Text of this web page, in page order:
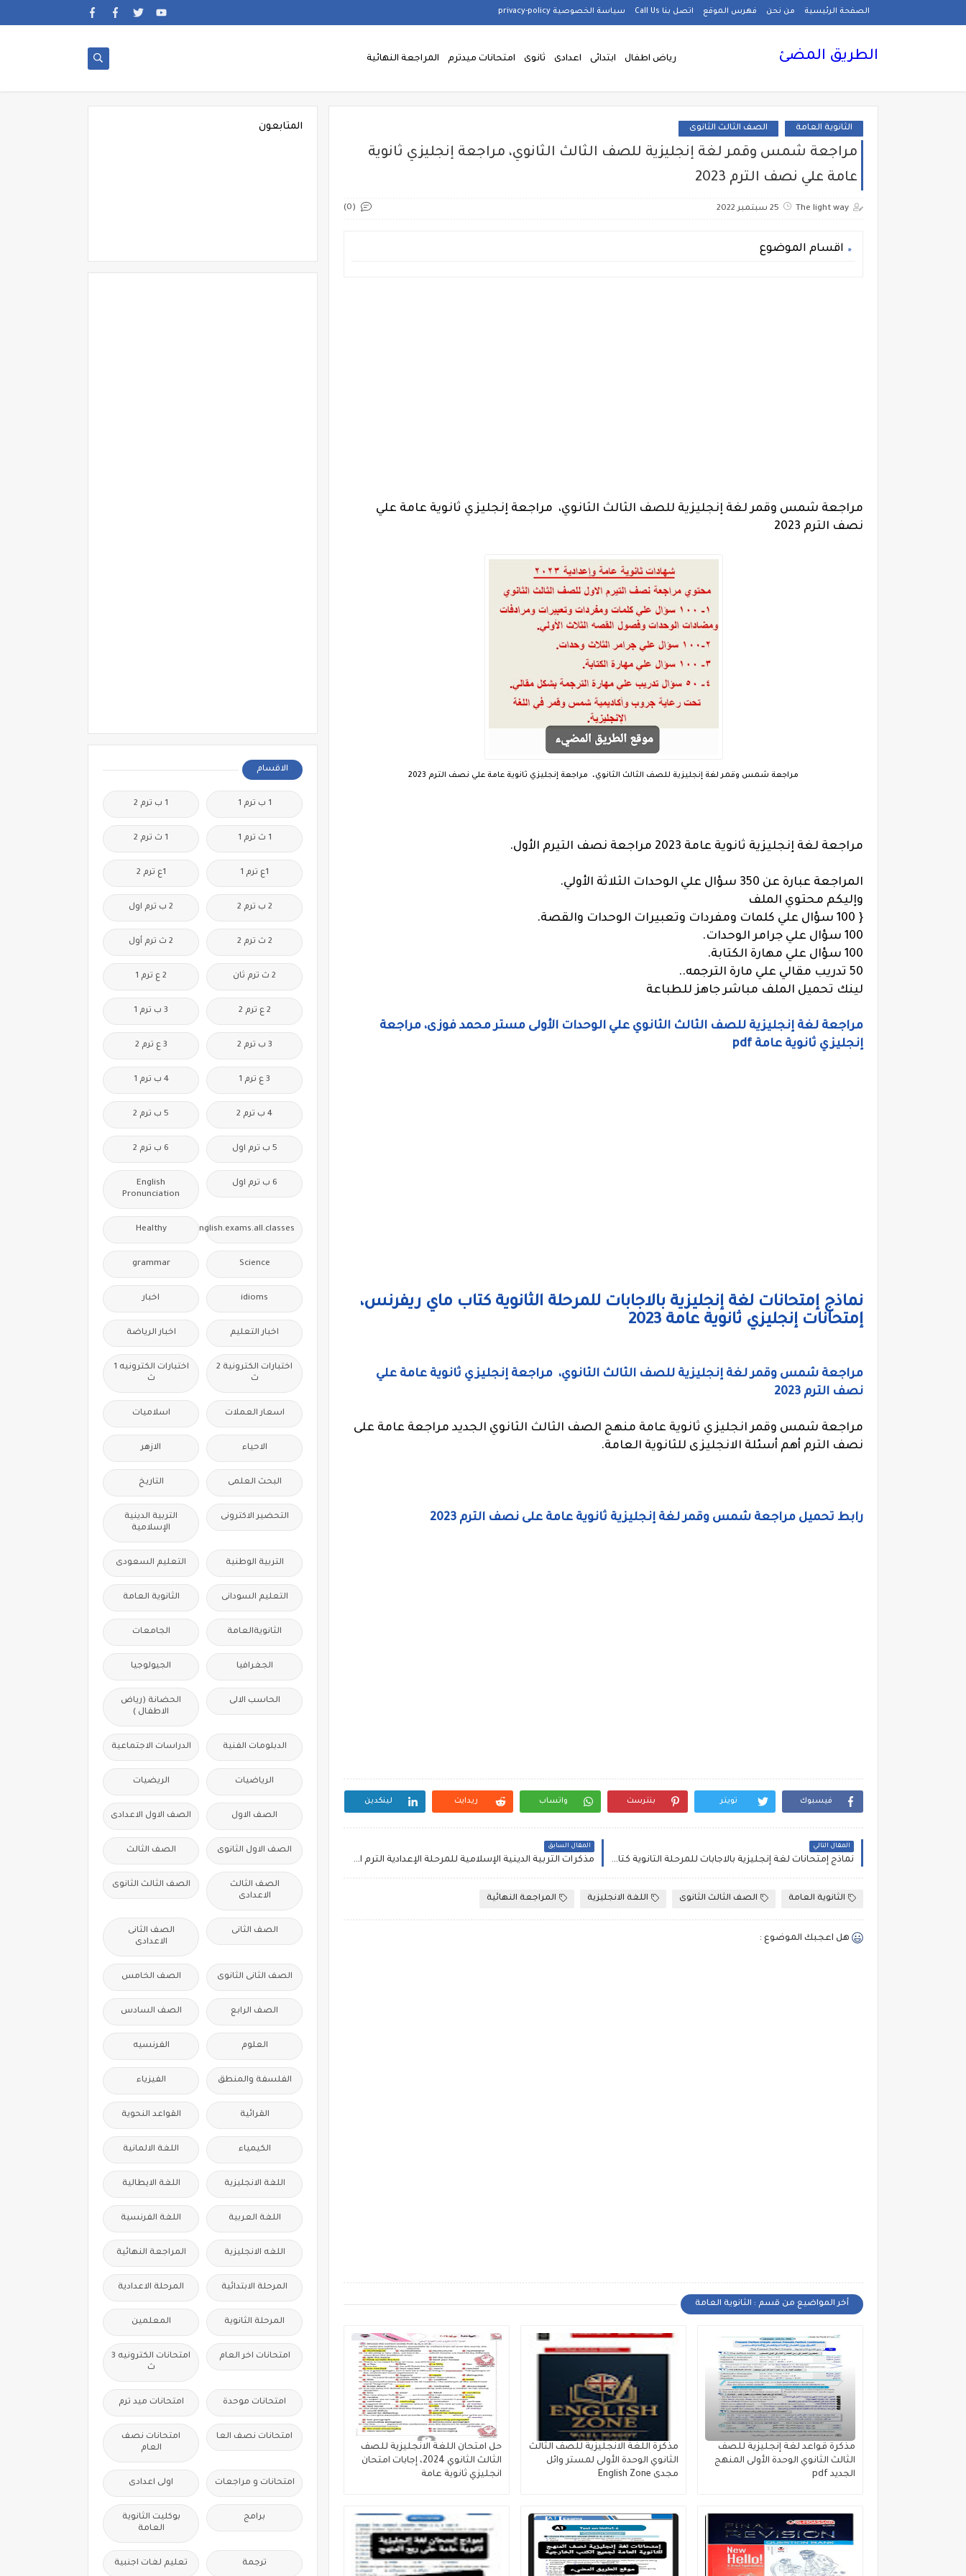
الصفحة الرئيسية من نحن فهرس الموقع اتصل بنا Call Us سياسة الخصوصية privacy-policy
الطريق المضئ رياض اطفال ابتدائى اعدادى ثانوى امتحانات ميدترم المراجعة النهائية
الثانوية العامة الصف الثالث الثانوى
مراجعة شمس وقمر لغة إنجليزية للصف الثالث الثانوي، مراجعة إنجليزي ثانوية
عامة علي نصف الترم 2023
The light way 25 سبتمبر 2022 (0)
اقسام الموضوع
مراجعة شمس وقمر لغة إنجليزية للصف الثالث الثانوي، مراجعة إنجليزي ثانوية عامة علي
نصف الترم 2023
مراجعة شمس وقمر لغة إنجليزية للصف الثالث الثانوي، مراجعة إنجليزي ثانوية عامة علي نصف الترم 2023
مراجعة لغة إنجليزية ثانوية عامة 2023 مراجعة نصف التيرم الأول.
المراجعة عبارة عن 350 سؤال علي الوحدات الثلاثة الأولي.
وإليكم محتوي الملف
{ 100 سؤال علي كلمات ومفردات وتعبيرات الوحدات والقصة.
100 سؤال علي جرامر الوحدات.
100 سؤال علي مهارة الكتابة.
50 تدريب مقالي علي مارة الترجمه..
لينك تحميل الملف مباشر جاهز للطباعة
مراجعة لغة إنجليزية للصف الثالث الثانوي علي الوحدات الأولى مستر محمد فوزى، مراجعة
إنجليزي ثانوية عامة pdf
نماذج إمتحانات لغة إنجليزية بالاجابات للمرحلة الثانوية كتاب ماي ريفرنس،
إمتحانات إنجليزي ثانوية عامة 2023
مراجعة شمس وقمر لغة إنجليزية للصف الثالث الثانوي، مراجعة إنجليزي ثانوية عامة علي
نصف الترم 2023
مراجعة شمس وقمر انجليزي ثانوية عامة منهج الصف الثالث الثانوي الجديد مراجعة عامة على
نصف الترم أهم أسئلة الانجليزى للثانوية العامة.
رابط تحميل مراجعة شمس وقمر لغة إنجليزية ثانوية عامة على نصف الترم 2023
فيسبوك تويتر بنترست واتساب ريدايت لينكدين
المقال التالي
نماذج إمتحانات لغة إنجليزية بالاجابات للمرحلة الثانوية كتاب ماي ريفرنس
المقال السابق
مذكرات التربية الدينية الإسلامية للمرحلة الإعدادية الترم الاول إعداد أستاذ أحمد فرج
الثانوية العامة الصف الثالث الثانوى اللغة الانجليزية المراجعة النهائية
هل اعجبك الموضوع :
أخر المواضيع من قسم : الثانوية العامة
مذكرة قواعد لغة إنجليزية للصف
الثالث الثانوي الوحدة الأولى المنهج
الجديد pdf
مذكرة اللغة الانجليزية للصف الثالث
الثانوي الوحدة الأولى لمستر وائل
مجدى English Zone
حل امتحان اللغة الانجليزية للصف
الثالث الثانوي 2024، إجابات امتحان
انجليزي ثانوية عامة
المتابعون
الاقسام
1 ب ترم 1 1 ب ترم 2
1 ث ترم 1 1 ث ترم 2
1ع ترم 1 1ع ترم 2
2 ب ترم 2 2 ب ترم اول
2 ث ترم 2 2 ث ترم أول
2 ث ترم ثان 2 ع ترم 1
2 ع ترم 2 3 ب ترم 1
3 ب ترم 2 3 ع ترم 2
3 ع ترم 1 4 ب ترم 1
4 ب ترم 2 5 ب ترم 2
5 ب ترم اول 6 ب ترم 2
6 ب ترم اول
English
Pronunciation
Free.English.exams.all.classes
Healthy
Science
grammar
idioms اخبار
اخبار التعليم اخبار الرياضة
اختبارات الكترونية 2
ث
اختبارات الكترونيه 1
ث
اسعار العملات اسلاميات
الاحياء الازهر
البحث العلمى التاريخ
التحضير الاكترونى
التربية الدينية
الإسلامية
التربية الوطنية التعليم السعودى
التعليم السودانى الثانوية العامة
الثانويةالعامة الجامعات
الجغرافيا الجيولوجيا
الحاسب الالى
الحضانة (رياض
الاطفال )
الدبلومات الفنية الدراسات الاجتماعية
الرياضيات الريضيات
الصف الاول الصف الاول الاعدادى
الصف الاول الثانوى الصف الثالث
الصف الثالث
الاعدادى
الصف الثالث الثانوى
الصف الثانى
الصف الثانى
الاعدادى
الصف الثانى الثانوى الصف الخامس
الصف الرابع الصف السادس
العلوم الفرنسيه
الفلسفة والمنطق الفيزياء
القرائية القواعد النحوية
الكيمياء اللغة الالمانية
اللغة الانجليزية اللغة الايطالية
اللغة العربية اللغة الفرنسية
اللغه الانجليزية المراجعة النهائية
المرحلة الابتدائية المرحلة الاعدادية
المرحلة الثانوية المعلمين
امتحانات اخر العام
امتحانات الكترونيه 3
ث
امتحانات موحدة امتحانات ميد ترم
امتحانات نصف العا
امتحانات نصف
العام
امتحانات و مراجعات اولى اعدادى
برامج
بوكليت الثانوية
العامة
ترجمة تعليم لغات اجنبية